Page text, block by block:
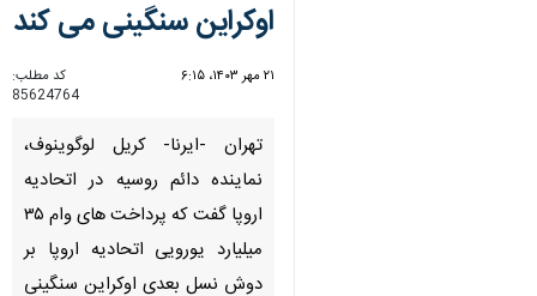
اوکراین سنگینی می کند
۲۱ مهر ۱۴۰۳، ۶:۱۵
کد مطلب:
85624764
تهران -ایرنا- کریل لوگوینوف،
نماینده دائم روسیه در اتحادیه
اروپا گفت که پرداخت های وام ۳۵
میلیارد یورویی اتحادیه اروپا بر
دوش نسل بعدی اوکراین سنگینی